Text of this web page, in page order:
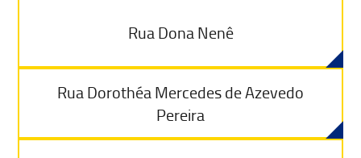
Rua Dona Nenê
Rua Dorothéa Mercedes de Azevedo
Pereira